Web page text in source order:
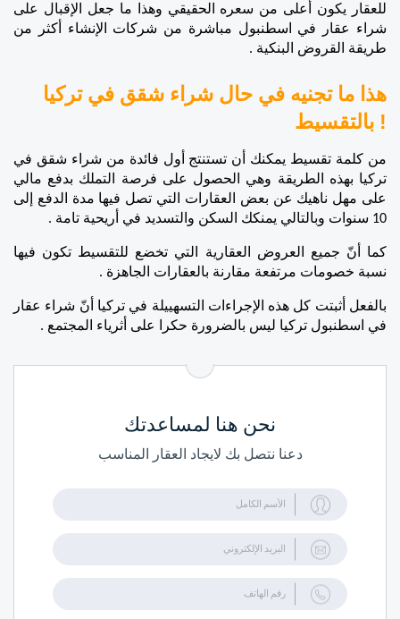
نحن هنا لمساعدتك
دعنا نتصل بك لايجاد العقار المناسب
طريقة القروض البنكية .
بالتقسيط !
10 سنوات وبالتالي يمنكك السكن والتسديد في أريحية تامة .
نسبة خصومات مرتفعة مقارنة بالعقارات الجاهزة .
في اسطنبول تركيا ليس بالضرورة حكرا على أثرياء المجتمع .